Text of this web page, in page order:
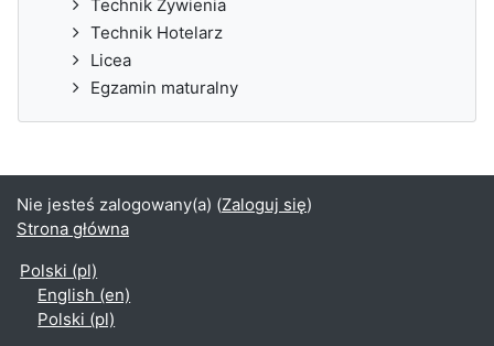
Technik Żywienia
Technik Hotelarz
Licea
Egzamin maturalny
Nie jesteś zalogowany(a) (Zaloguj się)
Strona główna
Polski ‎(pl)‎
English ‎(en)‎
Polski ‎(pl)‎